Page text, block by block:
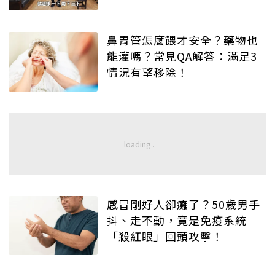
鼻胃管怎麼餵才安全？藥物也
能灌嗎？常見QA解答：滿足3
情況有望移除！
感冒剛好人卻癱了？50歲男手
抖、走不動，竟是免疫系統
「殺紅眼」回頭攻擊！